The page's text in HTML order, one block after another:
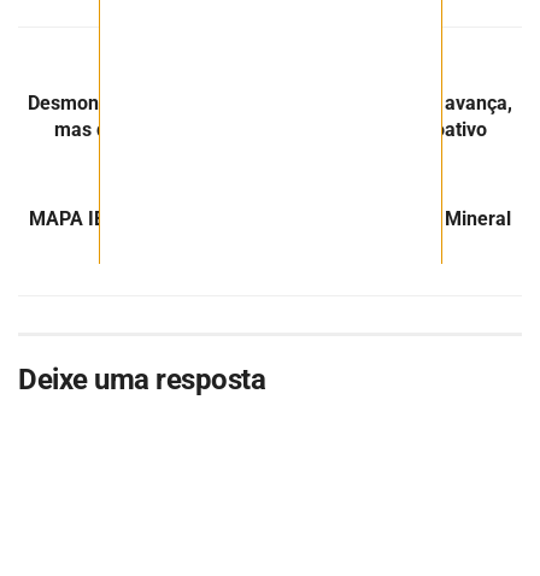
Desmonte de planta de urânio em Minas Gerais avança,
mas depende da destinação de resíduo radioativo
MAPA IBRAM®: Nova Ferramenta Para o Setor Mineral
Deixe uma resposta